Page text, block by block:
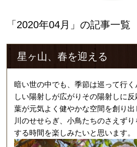
「2020年04月」の記事一覧
星ヶ山、春を迎える
暗い世の中でも、季節は巡って行
しい陽射しが広がりその陽射しに
葉が元気よく健やかな空間を創り
川のせせらぎ、小鳥たちのさえず
する時間を楽しみたいと思います。